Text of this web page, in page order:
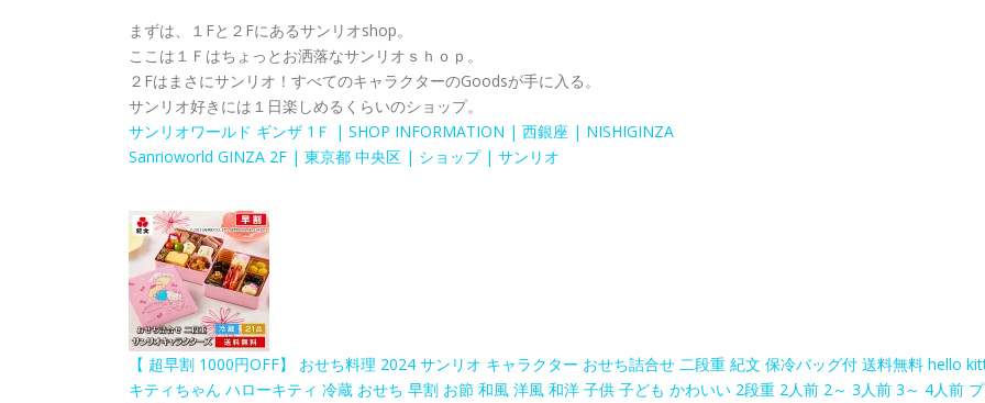
まずは、１Fと２Fにあるサンリオshop。
ここは１Ｆはちょっとお洒落なサンリオｓｈｏｐ。
２Fはまさにサンリオ！すべてのキャラクターのGoodsが手に入る。
サンリオ好きには１日楽しめるくらいのショップ。
サンリオワールド ギンザ 1Ｆ | SHOP INFORMATION | 西銀座 | NISHIGINZA
Sanrioworld GINZA 2F | 東京都 中央区 | ショップ | サンリオ
【 超早割 1000円OFF】 おせち料理 2024 サンリオ キャラクター おせち詰合せ 二段重 紀文 保冷バッグ付 送料無料 hello
キティちゃん ハローキティ 冷蔵 おせち 早割 お節 和風 洋風 和洋 子供 子ども かわいい 2段重 2人前 2～ 3人前 3～ 4人前 プ